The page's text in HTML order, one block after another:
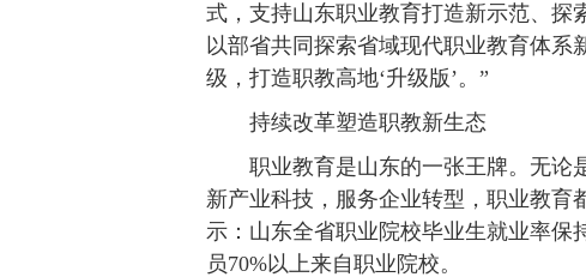
式，支持山东职业教育打造新示范、探
以部省共同探索省域现代职业教育体
级，打造职教高地‘升级版’。”
持续改革塑造职教新生态
职业教育是山东的一张王牌。无论
新产业科技，服务企业转型，职业教育
示：山东全省职业院校毕业生就业率保
员70%以上来自职业院校。